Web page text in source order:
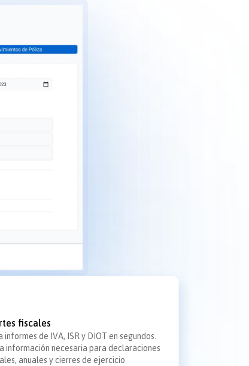
fiscales
informes de IVA, ISR y DIOT en segundos.
información necesaria para declaraciones
anuales y cierres de ejercicio